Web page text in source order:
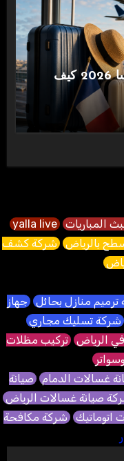
دليل أكواد المطارات في فرنسا 2026 كيف
المباريات yalla live
بالرياض شركة كشف
منازل بحائل جهاز
شركة تسليك مجاري
الرياض تركيب مظلات
غسالات الدمام صيانة
صيانة غسالات الرياض
اتوماتيك شركة مكافحة